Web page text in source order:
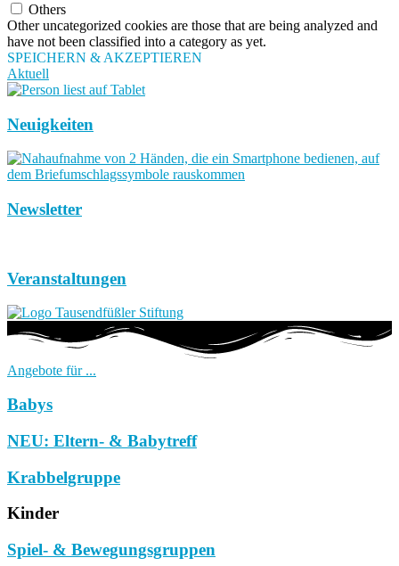
Others
Other uncategorized cookies are those that are being analyzed and
have not been classified into a category as yet.
SPEICHERN & AKZEPTIEREN
Aktuell
Neuigkeiten
Newsletter
Veranstaltungen
Angebote für ...
Babys
NEU: Eltern- & Babytreff
Krabbelgruppe
Kinder
Spiel- & Bewegungsgruppen